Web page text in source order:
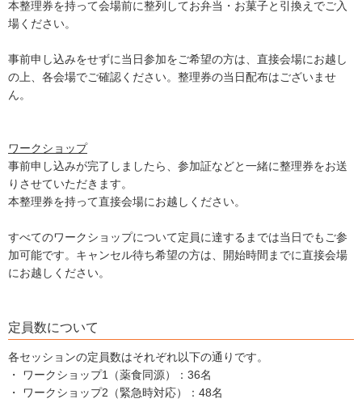
本整理券を持って会場前に整列してお弁当・お菓子と引換えでご入
場ください。
事前申し込みをせずに当日参加をご希望の方は、直接会場にお越し
の上、各会場でご確認ください。整理券の当日配布はございませ
ん。
ワークショップ
事前申し込みが完了しましたら、参加証などと一緒に整理券をお送
りさせていただきます。
本整理券を持って直接会場にお越しください。
すべてのワークショップについて定員に達するまでは当日でもご参
加可能です。キャンセル待ち希望の方は、開始時間までに直接会場
にお越しください。
定員数について
各セッションの定員数はそれぞれ以下の通りです。
・ ワークショップ1（薬食同源）：36名
・ ワークショップ2（緊急時対応）：48名